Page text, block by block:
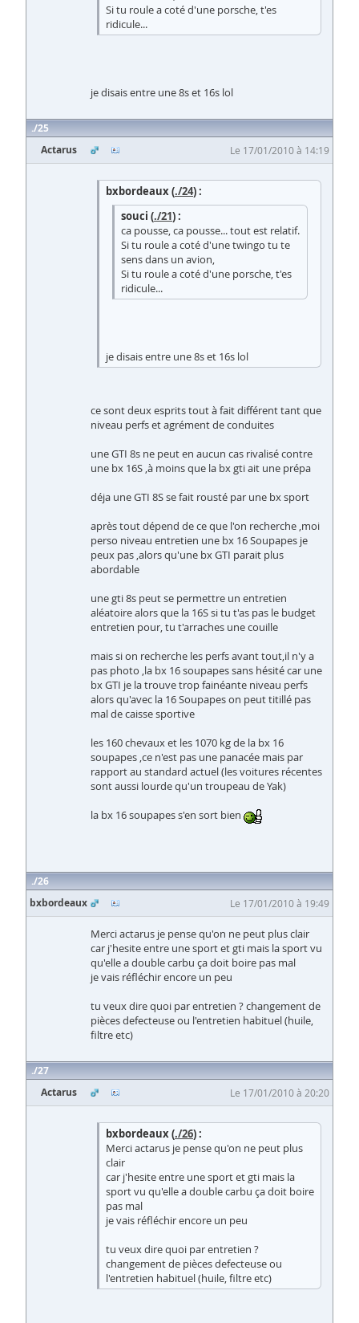
Si tu roule a coté d'une porsche, t'es
ridicule...
je disais entre une 8s et 16s lol
25
Actarus
Le 17/01/2010 à 14:19
bxbordeaux (./24) :
souci (./21) :
ca pousse, ca pousse... tout est relatif.
Si tu roule a coté d'une twingo tu te
sens dans un avion,
Si tu roule a coté d'une porsche, t'es
ridicule...
je disais entre une 8s et 16s lol
ce sont deux esprits tout à fait différent tant que
niveau perfs et agrément de conduites
une GTI 8s ne peut en aucun cas rivalisé contre
une bx 16S ,à moins que la bx gti ait une prépa
déja une GTI 8S se fait rousté par une bx sport
après tout dépend de ce que l'on recherche ,moi
perso niveau entretien une bx 16 Soupapes je
peux pas ,alors qu'une bx GTI parait plus
abordable
une gti 8s peut se permettre un entretien
aléatoire alors que la 16S si tu t'as pas le budget
entretien pour, tu t'arraches une couille
mais si on recherche les perfs avant tout,il n'y a
pas photo ,la bx 16 soupapes sans hésité car une
bx GTI je la trouve trop fainéante niveau perfs
alors qu'avec la 16 Soupapes on peut titillé pas
mal de caisse sportive
les 160 chevaux et les 1070 kg de la bx 16
soupapes ,ce n'est pas une panacée mais par
rapport au standard actuel (les voitures récentes
sont aussi lourde qu'un troupeau de Yak)
la bx 16 soupapes s'en sort bien
26
bxbordeaux
Le 17/01/2010 à 19:49
Merci actarus je pense qu'on ne peut plus clair
car j'hesite entre une sport et gti mais la sport vu
qu'elle a double carbu ça doit boire pas mal
je vais réfléchir encore un peu
tu veux dire quoi par entretien ? changement de
pièces defecteuse ou l'entretien habituel (huile,
filtre etc)
27
Actarus
Le 17/01/2010 à 20:20
bxbordeaux (./26) :
Merci actarus je pense qu'on ne peut plus
clair
car j'hesite entre une sport et gti mais la
sport vu qu'elle a double carbu ça doit boire
pas mal
je vais réfléchir encore un peu
tu veux dire quoi par entretien ?
changement de pièces defecteuse ou
l'entretien habituel (huile, filtre etc)